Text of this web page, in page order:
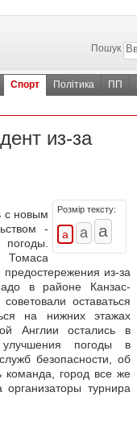
Пошук
Спорт Політика ПП
из-за
Розмір тексту:
с новым
-
Томаса
из-за
в районе Канзас-
оставаться
на нижних этажах
Англии остались в
погоды в
безопасности, об
команда, город все же
турнира